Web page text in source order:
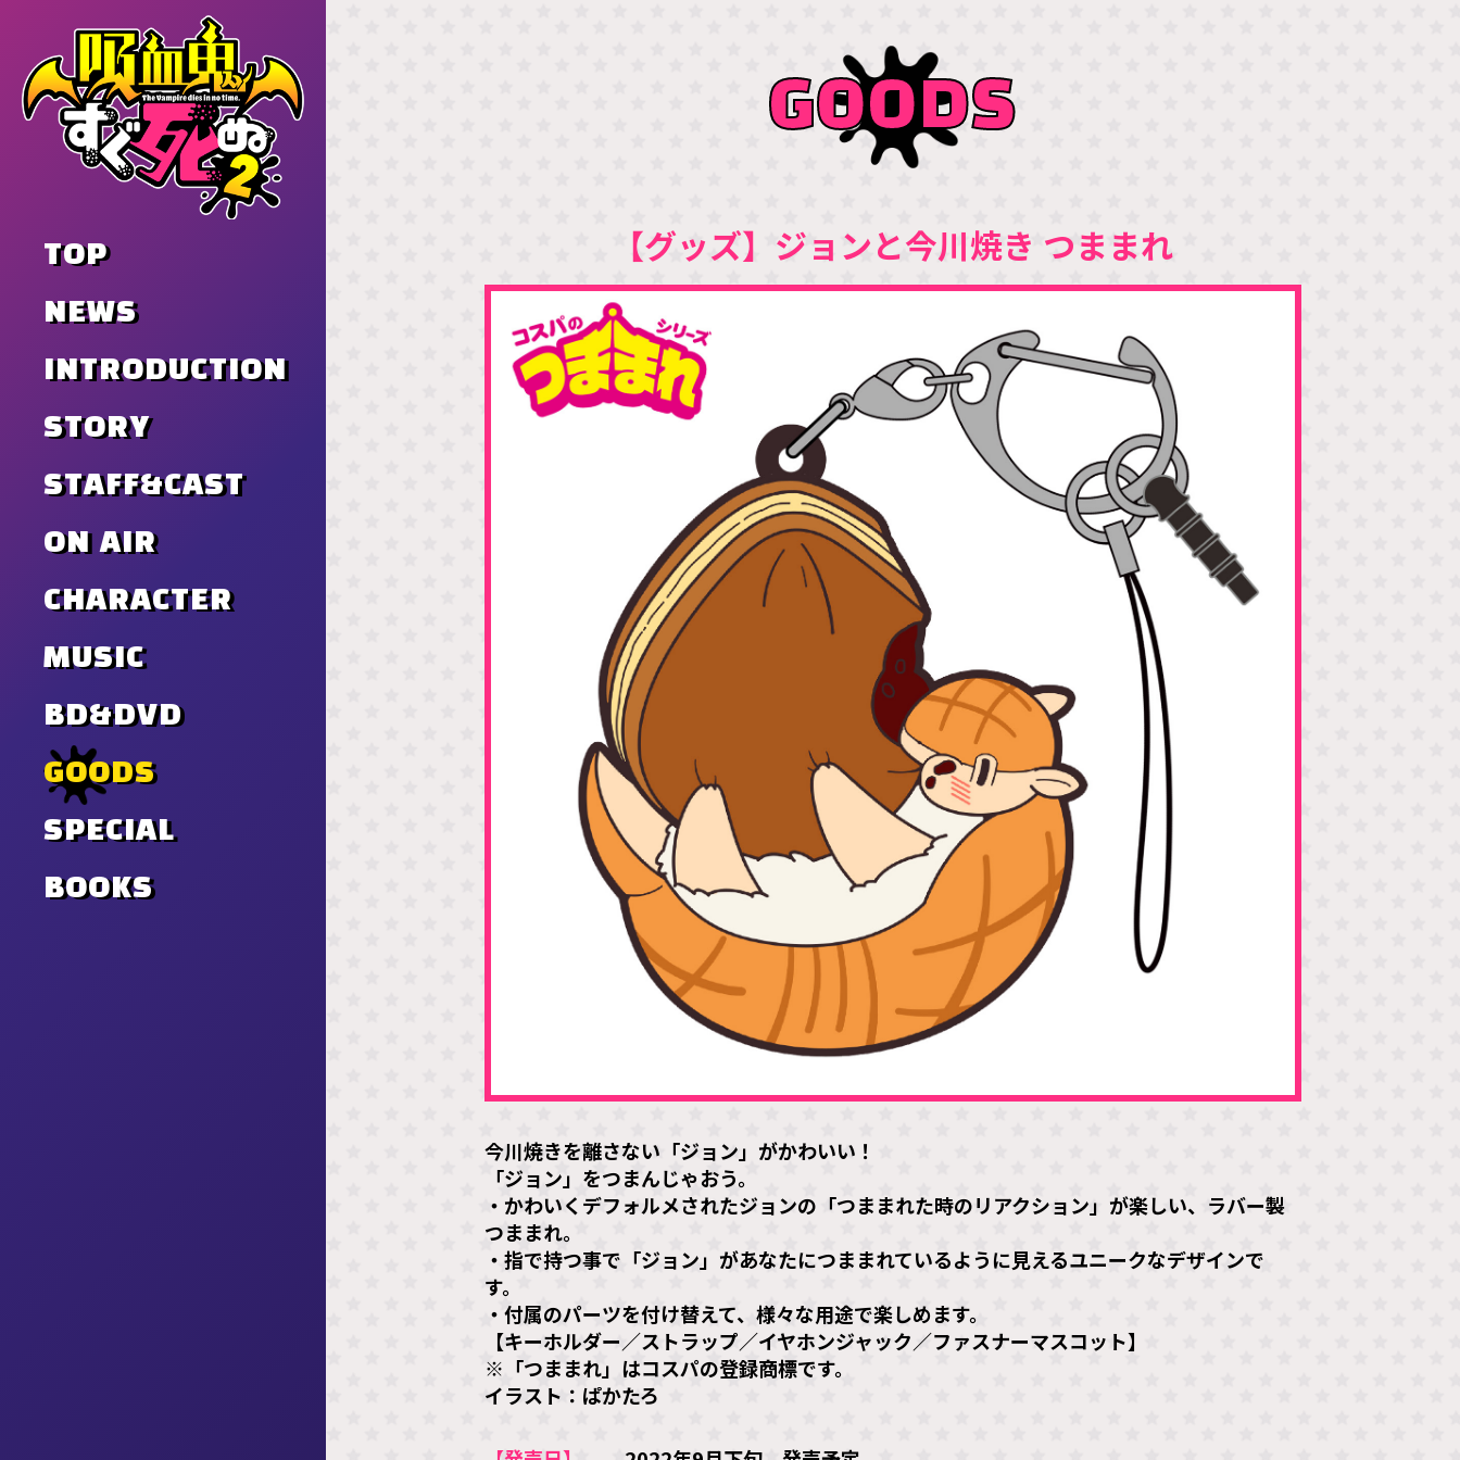
TOP
NEWS
INTRODUCTION
STORY
STAFF&CAST
ON AIR
CHARACTER
MUSIC
BD&DVD
GOODS
SPECIAL
BOOKS
GOODS
【グッズ】ジョンと今川焼き つままれ
今川焼きを離さない「ジョン」がかわいい！
「ジョン」をつまんじゃおう。
・かわいくデフォルメされたジョンの「つままれた時のリアクション」が楽しい、ラバー製
つままれ。
・指で持つ事で「ジョン」があなたにつままれているように見えるユニークなデザインで
す。
・付属のパーツを付け替えて、様々な用途で楽しめます。
【キーホルダー／ストラップ／イヤホンジャック／ファスナーマスコット】
※「つままれ」はコスパの登録商標です。
イラスト：ぱかたろ